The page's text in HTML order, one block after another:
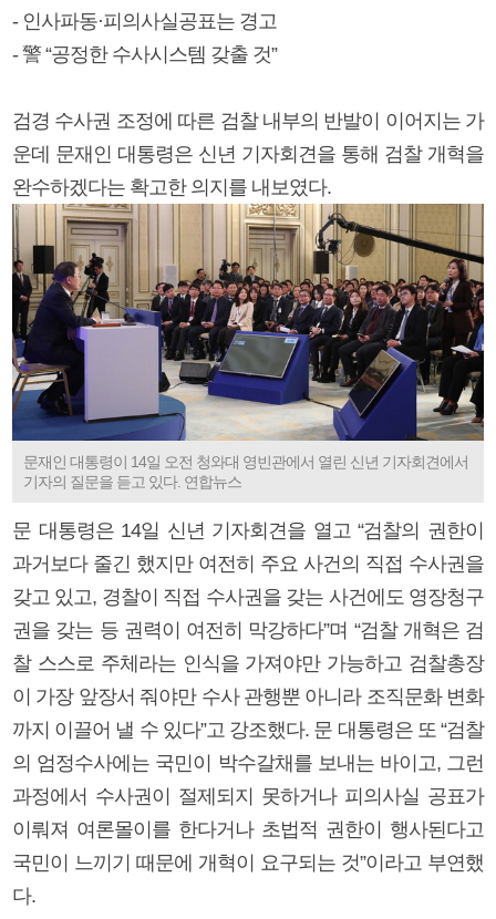
- 인사파동·피의사실공표는 경고
- 警 “공정한 수사시스템 갖출 것”
검경 수사권 조정에 따른 검찰 내부의 반발이 이어지는 가
운데 문재인 대통령은 신년 기자회견을 통해 검찰 개혁을
완수하겠다는 확고한 의지를 내보였다.
문재인 대통령이 14일 오전 청와대 영빈관에서 열린 신년 기자회견에서
기자의 질문을 듣고 있다. 연합뉴스
문 대통령은 14일 신년 기자회견을 열고 “검찰의 권한이
과거보다 줄긴 했지만 여전히 주요 사건의 직접 수사권을
갖고 있고, 경찰이 직접 수사권을 갖는 사건에도 영장청구
권을 갖는 등 권력이 여전히 막강하다”며 “검찰 개혁은 검
찰 스스로 주체라는 인식을 가져야만 가능하고 검찰총장
이 가장 앞장서 줘야만 수사 관행뿐 아니라 조직문화 변화
까지 이끌어 낼 수 있다”고 강조했다. 문 대통령은 또 “검찰
의 엄정수사에는 국민이 박수갈채를 보내는 바이고, 그런
과정에서 수사권이 절제되지 못하거나 피의사실 공표가
이뤄져 여론몰이를 한다거나 초법적 권한이 행사된다고
국민이 느끼기 때문에 개혁이 요구되는 것”이라고 부연했
다.